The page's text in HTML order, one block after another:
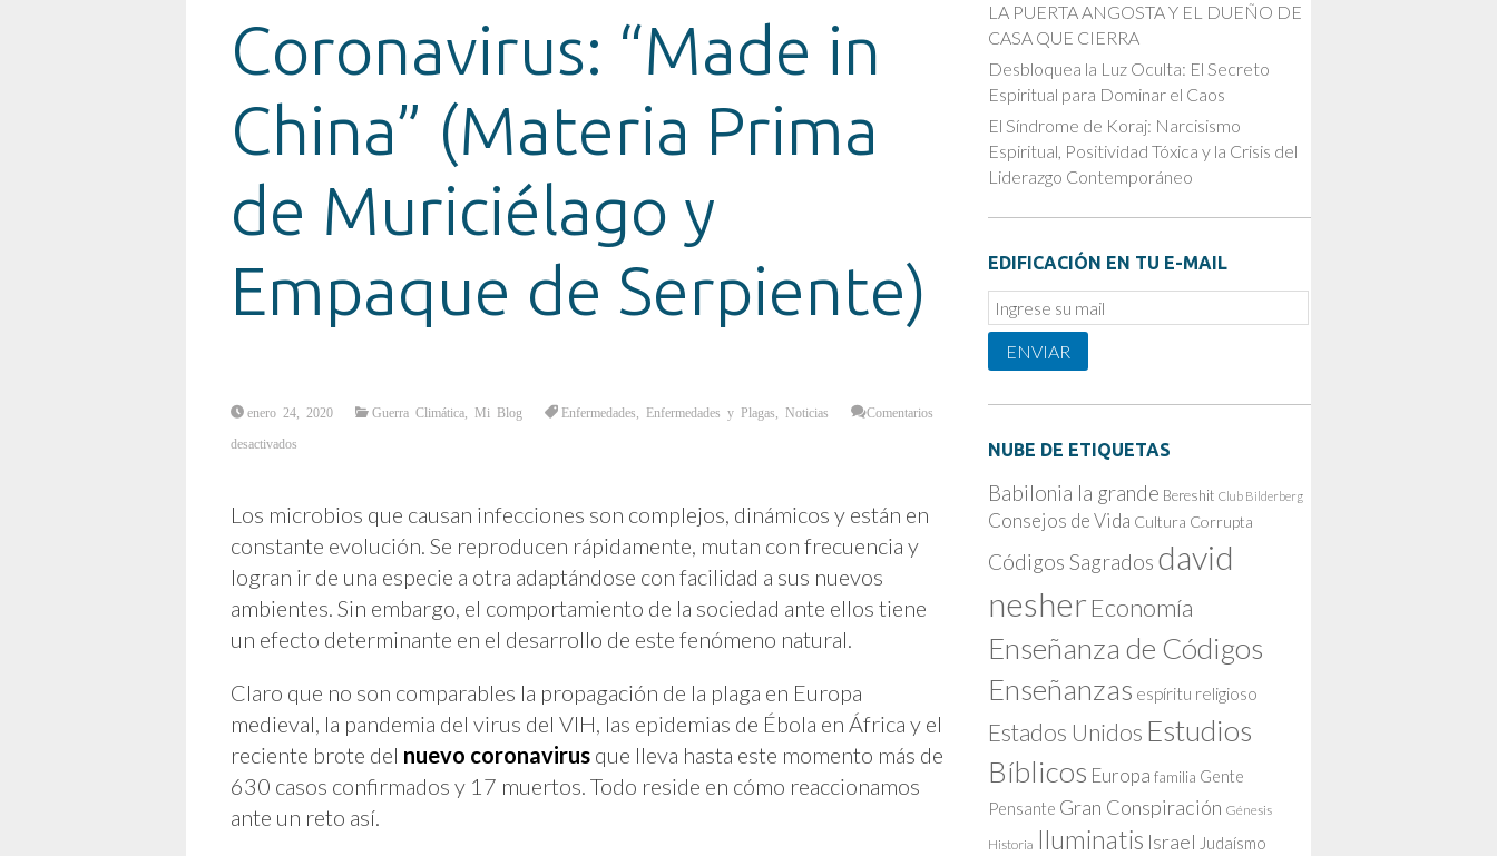
Coronavirus: “Made in
China” (Materia Prima
de Muriciélago y
Empaque de Serpiente)
enero 24, 2020 Guerra Climática Mi Blog Enfermedades Enfermedades y Plagas Noticias Comentarios
desactivados
Prima
de
Muriciélago
Empaque
de
Los microbios que causan infecciones son complejos, dinámicos y están en
constante evolución. Se reproducen rápidamente, mutan con frecuencia y
logran ir de una especie a otra adaptándose con facilidad a sus nuevos
ambientes. Sin embargo, el comportamiento de la sociedad ante ellos tiene
un efecto determinante en el desarrollo de este fenómeno natural.
Claro que no son comparables la propagación de la plaga en Europa
medieval, la pandemia del virus del VIH, las epidemias de Ébola en África y el
reciente brote del nuevo coronavirus que lleva hasta este momento más de
630 casos confirmados y 17 muertos. Todo reside en cómo reaccionamos
ante un reto así.
LA PUERTA ANGOSTA Y EL DUEÑO DE
CASA QUE CIERRA
Desbloquea la Luz Oculta: El Secreto
Espiritual para Dominar el Caos
El Síndrome de Koraj: Narcisismo
Espiritual, Positividad Tóxica y la Crisis del
Liderazgo Contemporáneo
EDIFICACIÓN EN TU E-MAIL
Email
Subscription
ENVIAR
NUBE DE ETIQUETAS
Babilonia la grande Bereshit Club Bilderberg
Consejos de Vida Cultura Corrupta
Códigos Sagrados david
nesher Economía
Enseñanza de Códigos
Enseñanzas espíritu religioso
Estados Unidos Estudios
Bíblicos Europa familia Gente
Pensante Gran Conspiración Génesis
Historia Iluminatis Israel Judaísmo